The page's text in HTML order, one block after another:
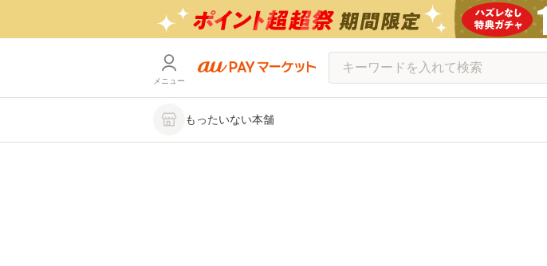
メニュー
もったいない本舗